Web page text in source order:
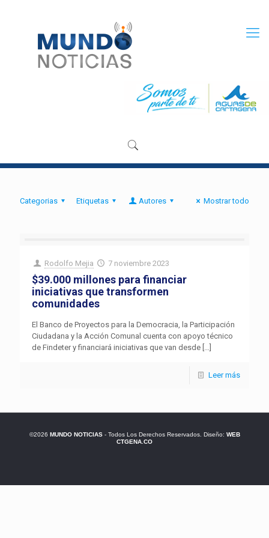
Categorias Etiquetas Autores Mostrar todo
Rodolfo Mejia 7 noviembre 2023
$39.000 millones para financiar
iniciativas que transformen
comunidades
El Banco de Proyectos para la Democracia, la Participación
Ciudadana y la Acción Comunal cuenta con apoyo técnico
de Findeter y financiará iniciativas que van desde […]
Leer más
©2026 MUNDO NOTICIAS- Todos Los Derechos Reservados. Diseño: WEB
CTGENA.CO